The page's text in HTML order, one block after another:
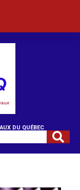
DU QUÉBEC